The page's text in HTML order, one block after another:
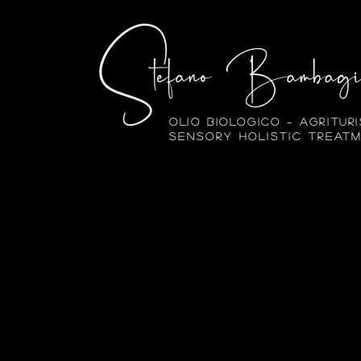
Olio biologico –
Sensory Holistic